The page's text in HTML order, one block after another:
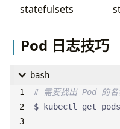
statefulsets
Pod 日志技巧
bash
# 需要找出 Pod 的名